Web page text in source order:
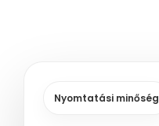
Nyomtatási minőség